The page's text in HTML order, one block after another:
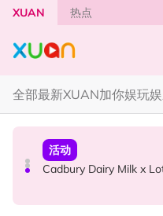
Skip to main content
XUAN 热点
全部最新XUAN加你娱玩
本地星闻
Henn国贤 “Aunty Henn
国际星闻
Tom Holland
活动
Cadbury Dairy Milk x